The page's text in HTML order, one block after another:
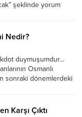
şeklinde yorum
Nedir?
duymuşumdur…
Osmanlı
sonraki dönemlerdeki
Karşı Çıktı